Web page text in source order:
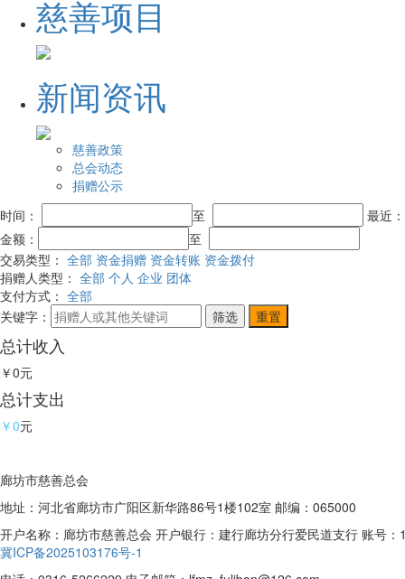
慈善项目
新闻资讯
慈善政策
总会动态
捐赠公示
时间：
至
最近
金额：
至
交易类型： 全部 资金捐赠 资金转账 资金拨付
捐赠人类型： 全部 个人 企业 团体
支付方式： 全部
关键字：
总计收入
￥0元
总计支出
￥0元
廊坊市慈善总会
地址：河北省廊坊市广阳区新华路86号1楼102室 邮编：065000
开户名称：廊坊市慈善总会 开户银行：建行廊坊分行爱民道支行 账号
冀ICP备2025103176号-1